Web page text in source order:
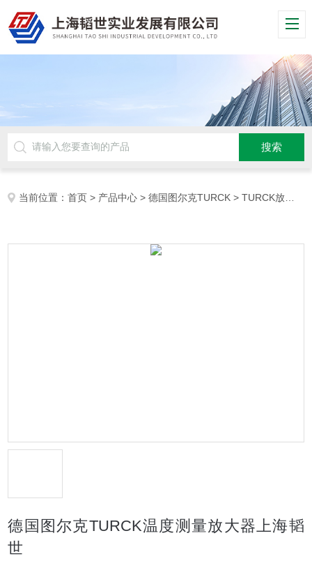
当前位置：首页 > 产品中心 >德国图尔克TURCK >TURCK放大器
德国图尔克TURCK温度测量放大器上海韬
世